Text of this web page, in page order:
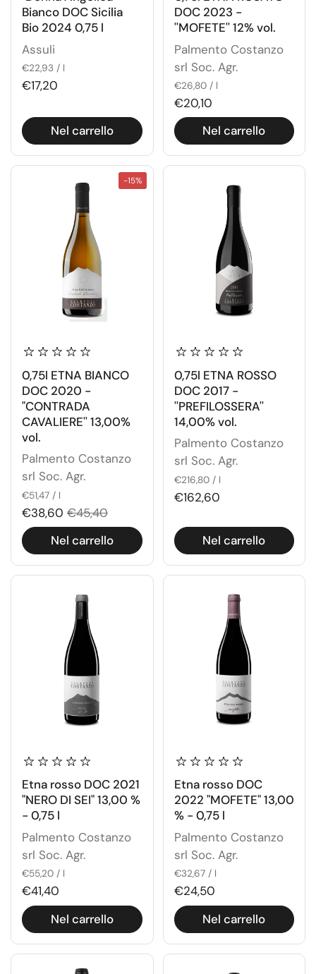
Bianco DOC Sicilia
Bio 2024 0,75 l
Assuli
€22,93 / l
€17,20
Nel carrello
DOC 2023 -
''MOFETE'' 12% vol.
Palmento Costanzo
srl Soc. Agr.
€26,80 / l
€20,10
Nel carrello
0,75l ETNA BIANCO
DOC 2020 -
"CONTRADA
CAVALIERE'' 13,00%
vol.
Palmento Costanzo
srl Soc. Agr.
€51,47 / l
€38,60 €45,40
Nel carrello
-15%
0,75l ETNA ROSSO
DOC 2017 -
''PREFILOSSERA''
14,00% vol.
Palmento Costanzo
srl Soc. Agr.
€216,80 / l
€162,60
Nel carrello
Etna rosso DOC 2021
"NERO DI SEI" 13,00 %
- 0,75 l
Palmento Costanzo
srl Soc. Agr.
€55,20 / l
€41,40
Nel carrello
Etna rosso DOC
2022 "MOFETE" 13,00
% - 0,75 l
Palmento Costanzo
srl Soc. Agr.
€32,67 / l
€24,50
Nel carrello